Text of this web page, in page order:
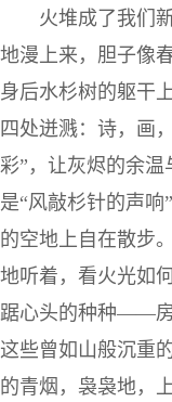
火堆成了我们
地漫上来，胆子像
身后水杉树的躯干
四处迸溅：诗，画
彩”，让灰烬的余
是“风敲杉针的声
的空地上自在散步
地听着，看火光如
踞心头的种种——
这些曾如山般沉重
的青烟，袅袅地，